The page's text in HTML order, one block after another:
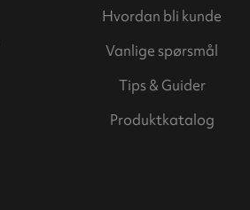
Hvordan bli kunde
Vanlige spørsmål
Tips & Guider
Produktkatalog